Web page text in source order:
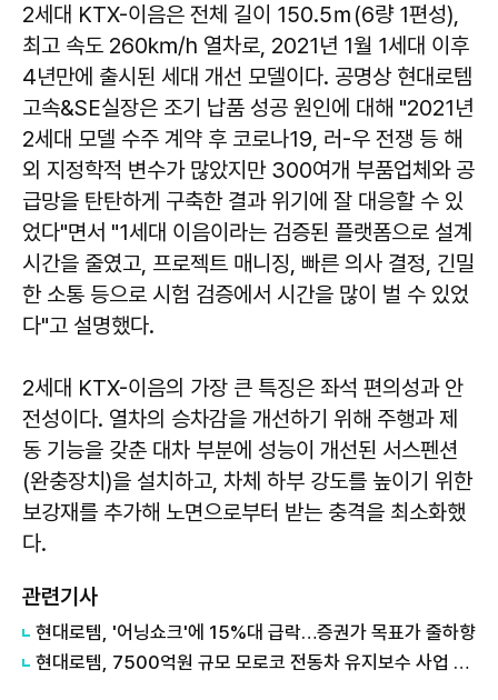
2세대 KTX-이음은 전체 길이 150.5ｍ(6량 1편성),
최고 속도 260㎞/h 열차로, 2021년 1월 1세대 이후
4년만에 출시된 세대 개선 모델이다. 공명상 현대로템
고속&SE실장은 조기 납품 성공 원인에 대해 "2021년
2세대 모델 수주 계약 후 코로나19, 러-우 전쟁 등 해
외 지정학적 변수가 많았지만 300여개 부품업체와 공
급망을 탄탄하게 구축한 결과 위기에 잘 대응할 수 있
었다"면서 "1세대 이음이라는 검증된 플랫폼으로 설계
시간을 줄였고, 프로젝트 매니징, 빠른 의사 결정, 긴밀
한 소통 등으로 시험 검증에서 시간을 많이 벌 수 있었
다"고 설명했다.
2세대 KTX-이음의 가장 큰 특징은 좌석 편의성과 안
전성이다. 열차의 승차감을 개선하기 위해 주행과 제
동 기능을 갖춘 대차 부분에 성능이 개선된 서스펜션
(완충장치)을 설치하고, 차체 하부 강도를 높이기 위한
보강재를 추가해 노면으로부터 받는 충격을 최소화했
다.
관련기사
현대로템, '어닝쇼크'에 15%대 급락…증권가 목표가 줄하향
현대로템, 7500억원 규모 모로코 전동차 유지보수 사업 수주